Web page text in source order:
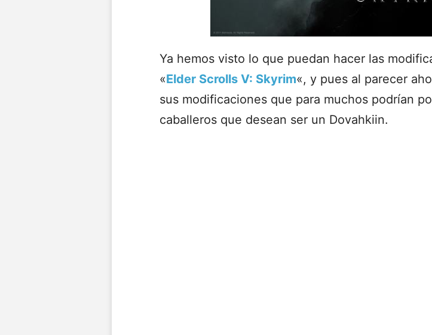
Ya hemos visto lo que puedan hacer las
«Elder Scrolls V: Skyrim«, y pues al parecer
sus modificaciones que para muchos podrían
caballeros que desean ser un Dovahkiin.